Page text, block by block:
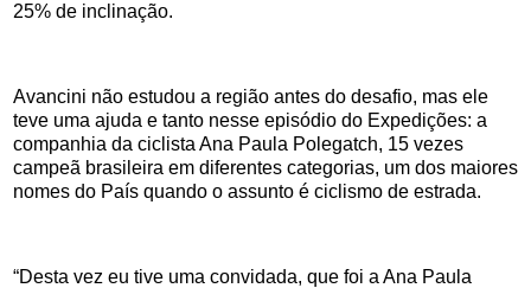
25% de inclinação.
Avancini não estudou a região antes do desafio, mas ele
teve uma ajuda e tanto nesse episódio do Expedições: a
companhia da ciclista Ana Paula Polegatch, 15 vezes
campeã brasileira em diferentes categorias, um dos maiores
nomes do País quando o assunto é ciclismo de estrada.
“Desta vez eu tive uma convidada, que foi a Ana Paula